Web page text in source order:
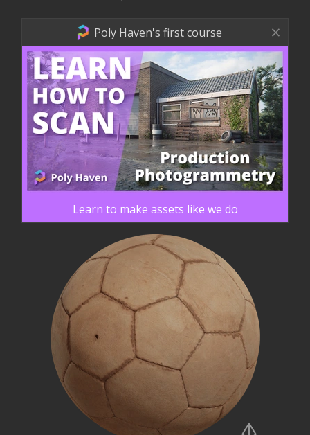
Poly Haven's first course
Learn to make assets like we do